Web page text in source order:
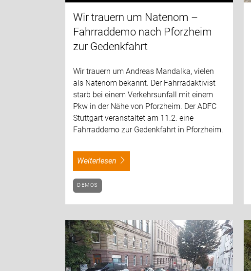
Wir trauern um Natenom –
Fahrraddemo nach Pforzheim
zur Gedenkfahrt
Wir trauern um Andreas Mandalka, vielen
als Natenom bekannt. Der Fahrradaktivist
starb bei einem Verkehrsunfall mit einem
Pkw in der Nähe von Pforzheim. Der ADFC
Stuttgart veranstaltet am 11.2. eine
Fahrraddemo zur Gedenkfahrt in Pforzheim.
weiterlesen
DEMOS